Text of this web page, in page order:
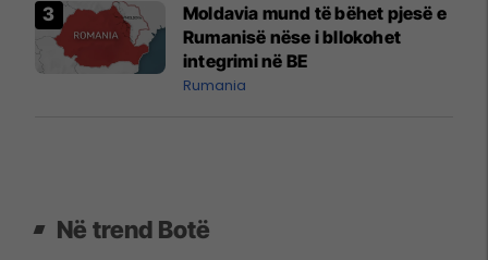
Moldavia mund të bëhet pjesë e
Rumanisë nëse i bllokohet
integrimi në BE
Rumania
Në trend Botë